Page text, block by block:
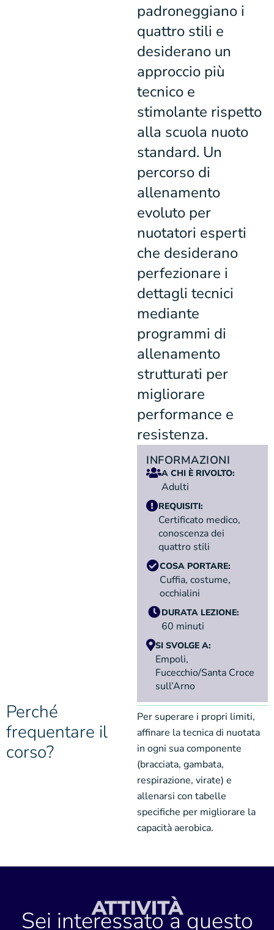
padroneggiano i
quattro stili e
desiderano un
approccio più
tecnico e
stimolante rispetto
alla scuola nuoto
standard. Un
percorso di
allenamento
evoluto per
nuotatori esperti
che desiderano
perfezionare i
dettagli tecnici
mediante
programmi di
allenamento
strutturati per
migliorare
performance e
resistenza.
INFORMAZIONI
A CHI È RIVOLTO:
Adulti
REQUISITI:
Certificato medico,
conoscenza dei
quattro stili
COSA PORTARE:
Cuffia, costume,
occhialini
DURATA LEZIONE:
60 minuti
SI SVOLGE A:
Empoli,
Fucecchio/Santa Croce
sull’Arno
Perché
frequentare il
corso?
Per superare i propri limiti,
affinare la tecnica di nuotata
in ogni sua componente
(bracciata, gambata,
respirazione, virate) e
allenarsi con tabelle
specifiche per migliorare la
capacità aerobica.
ATTIVITÀ
Sei interessato a questo